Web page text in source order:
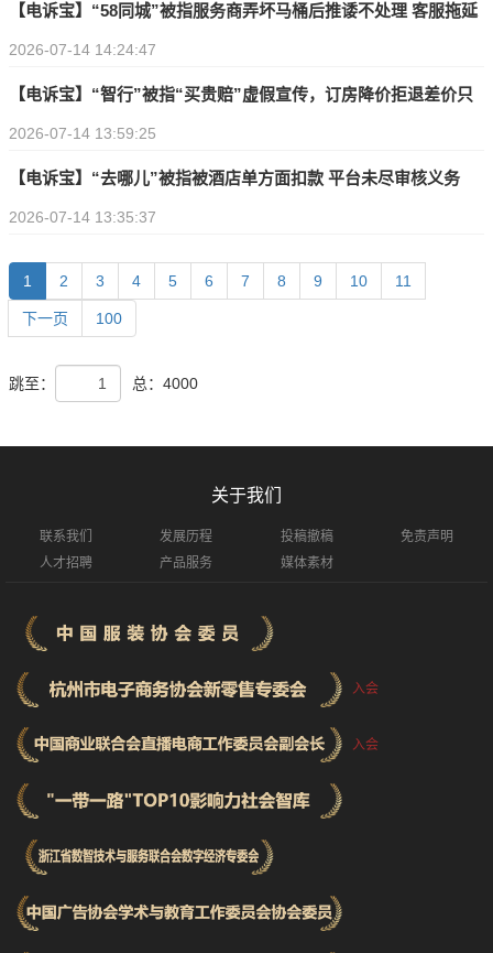
【电诉宝】“58同城”被指服务商弄坏马桶后推诿不处理 客服拖延
2026-07-14 14:24:47
【电诉宝】“智行”被指“买贵赔”虚假宣传，订房降价拒退差价只
给优惠券
2026-07-14 13:59:25
【电诉宝】“去哪儿”被指被酒店单方面扣款 平台未尽审核义务
2026-07-14 13:35:37
1 2 3 4 5 6 7 8 9 10 11
下一页 100
跳至： 总：4000
关于我们
联系我们 发展历程 投稿撤稿
免责声明
人才招聘
产品服务 媒体素材
入会
入会